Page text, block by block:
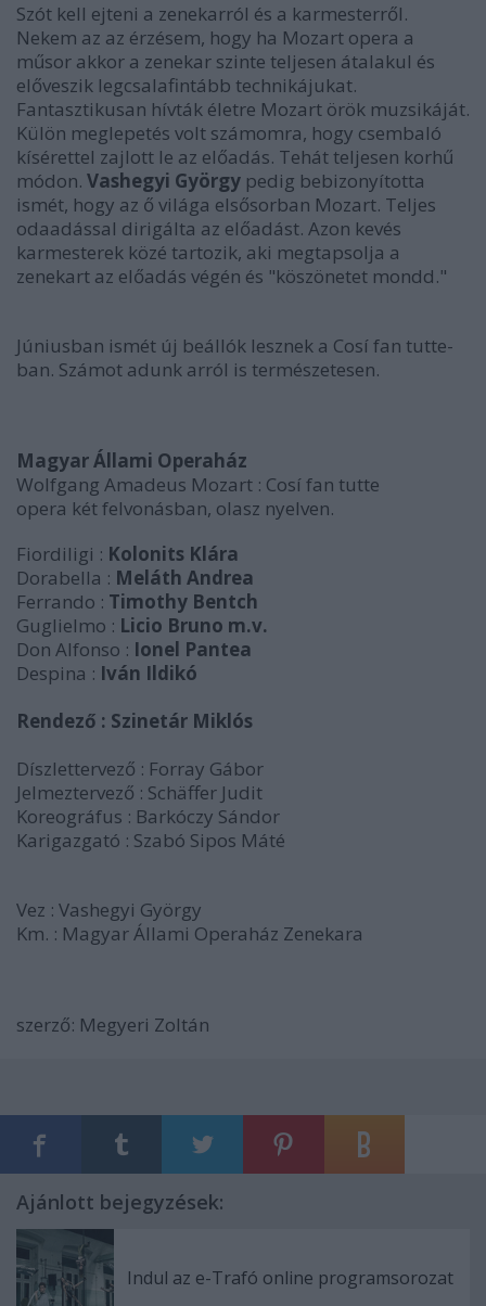
Szót kell ejteni a zenekarról és a karmesterről.
Nekem az az érzésem, hogy ha Mozart opera a
műsor akkor a zenekar szinte teljesen átalakul és
előveszik legcsalafintább technikájukat.
Fantasztikusan hívták életre Mozart örök muzsikáját.
Külön meglepetés volt számomra, hogy csembaló
kísérettel zajlott le az előadás. Tehát teljesen korhű
módon. Vashegyi György pedig bebizonyította
ismét, hogy az ő világa elsősorban Mozart. Teljes
odaadással dirigálta az előadást. Azon kevés
karmesterek közé tartozik, aki megtapsolja a
zenekart az előadás végén és "köszönetet mondd."
Júniusban ismét új beállók lesznek a Cosí fan tutte-
ban. Számot adunk arról is természetesen.
Magyar Állami Operaház
Wolfgang Amadeus Mozart : Cosí fan tutte
opera két felvonásban, olasz nyelven.
Fiordiligi : Kolonits Klára
Dorabella : Meláth Andrea
Ferrando : Timothy Bentch
Guglielmo : Licio Bruno m.v.
Don Alfonso : Ionel Pantea
Despina : Iván Ildikó
Rendező : Szinetár Miklós
Díszlettervező : Forray Gábor
Jelmeztervező : Schäffer Judit
Koreográfus : Barkóczy Sándor
Karigazgató : Szabó Sipos Máté
Vez : Vashegyi György
Km. : Magyar Állami Operaház Zenekara
szerző: Megyeri Zoltán
Ajánlott bejegyzések:
Indul az e-Trafó online programsorozat